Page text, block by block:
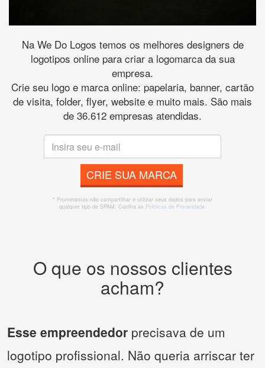
Na We Do Logos temos os melhores designers de
logotipos online para criar a logomarca da sua
empresa.
Crie seu logo e marca online: papelaria, banner, cartão
de visita, folder, flyer, website e muito mais. São mais
de 36.612 empresas atendidas.
CRIE SUA MARCA
* Prometemos não compartilhar e utilizar seus dados para enviar
qualquer tipo de SPAM. Confira as Políticas de Privacidade.
O que os nossos clientes
acham?
Esse empreendedor precisava de um
logotipo profissional. Não queria arriscar ter